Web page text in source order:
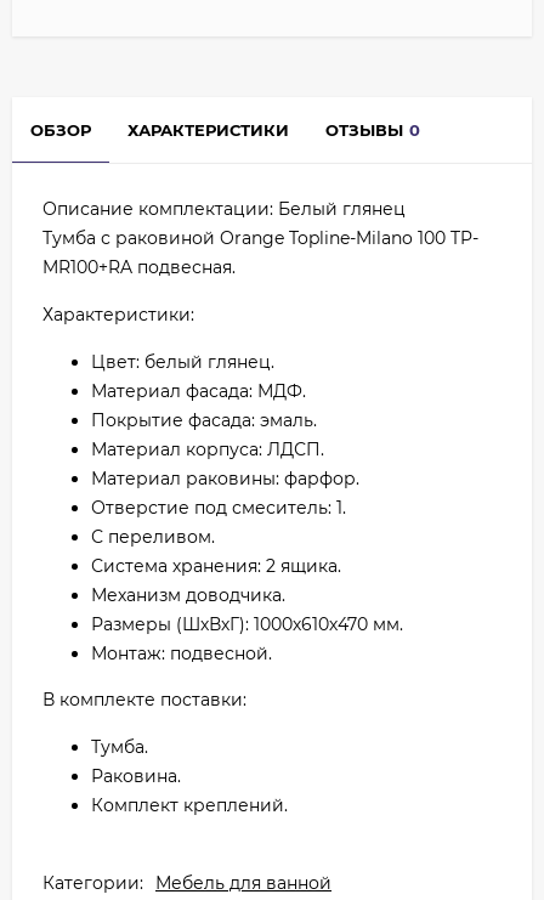
ОБЗОР ХАРАКТЕРИСТИКИ ОТЗЫВЫ 0
Описание комплектации: Белый глянец
Тумба с раковиной Orange Topline-Milano 100 TP-
MR100+RA подвесная.
Характеристики:
Цвет: белый глянец.
Материал фасада: МДФ.
Покрытие фасада: эмаль.
Материал корпуса: ЛДСП.
Материал раковины: фарфор.
Отверстие под смеситель: 1.
С переливом.
Система хранения: 2 ящика.
Механизм доводчика.
Размеры (ШхВхГ): 1000х610х470 мм.
Монтаж: подвесной.
В комплекте поставки:
Тумба.
Раковина.
Комплект креплений.
Категории:
Мебель для ванной